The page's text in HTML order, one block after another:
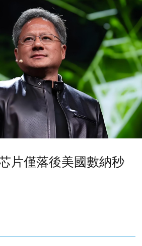
片僅落後美國數納秒